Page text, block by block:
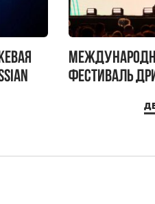
фестиваль